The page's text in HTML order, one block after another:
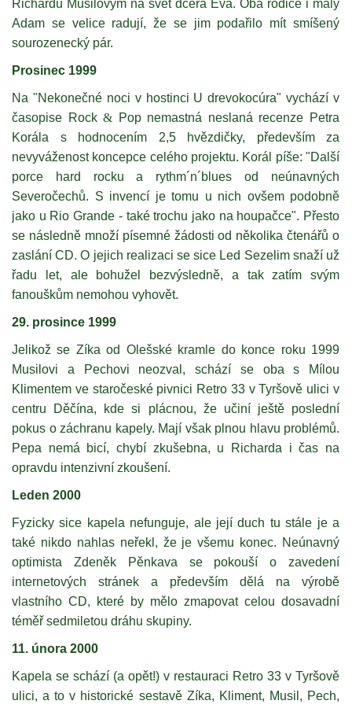
Richardu Musilovým na svět dcera Eva. Oba rodiče i malý
Adam se velice radují, že se jim podařilo mít smíšený
sourozenecký pár.
Prosinec 1999
Na "Nekonečné noci v hostinci U drevokocúra" vychází v
časopise Rock& Pop nemastná neslaná recenze Petra
Korála s hodnocením 2,5 hvězdičky, především za
nevyváženost koncepce celého projektu. Korál píše: "Další
porce hard rocku a rythm´n´blues od neúnavných
Severočechů. S invencí je tomu u nich ovšem podobně
jako u Rio Grande - také trochu jako na houpačce". Přesto
se následně množí písemné žádosti od několika čtenářů o
zaslání CD. O jejich realizaci se sice Led Sezelim snaží už
řadu let, ale bohužel bezvýsledně, a tak zatím svým
fanouškům nemohou vyhovět.
29. prosince 1999
Jelikož se Zíka od Olešské kramle do konce roku 1999
Musilovi a Pechovi neozval, schází se oba s Mílou
Klimentem ve staročeské pivnici Retro 33 v Tyršově ulici v
centru Děčína, kde si plácnou, že učiní ještě poslední
pokus o záchranu kapely. Mají však plnou hlavu problémů.
Pepa nemá bicí, chybí zkušebna, u Richarda i čas na
opravdu intenzivní zkoušení.
Leden 2000
Fyzicky sice kapela nefunguje, ale její duch tu stále je a
také nikdo nahlas neřekl, že je všemu konec. Neúnavný
optimista Zdeněk Pěnkava se pokouší o zavedení
internetových stránek a především dělá na výrobě
vlastního CD, které by mělo zmapovat celou dosavadní
téměř sedmiletou dráhu skupiny.
11. února 2000
Kapela se schází (a opět!) v restauraci Retro 33 v Tyršově
ulici, a to v historické sestavě Zíka, Kliment, Musil, Pech,